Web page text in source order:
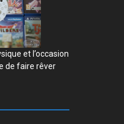
et l’occasion
de faire rêver